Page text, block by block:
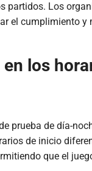
partidos. Los
el cumplimiento y
los
prueba de día-
de inicio
que el